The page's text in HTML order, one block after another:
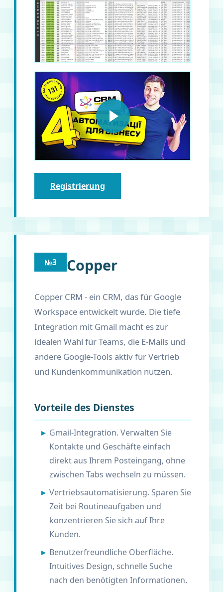
Registrierung
№3 Copper
Copper CRM - ein CRM, das für Google
Workspace entwickelt wurde. Die tiefe
Integration mit Gmail macht es zur
idealen Wahl für Teams, die E-Mails und
andere Google-Tools aktiv für Vertrieb
und Kundenkommunikation nutzen.
Vorteile des Dienstes
Gmail-Integration. Verwalten Sie
Kontakte und Geschäfte einfach
direkt aus Ihrem Posteingang, ohne
zwischen Tabs wechseln zu müssen.
Vertriebsautomatisierung. Sparen Sie
Zeit bei Routineaufgaben und
konzentrieren Sie sich auf Ihre
Kunden.
Benutzerfreundliche Oberfläche.
Intuitives Design, schnelle Suche
nach den benötigten Informationen.